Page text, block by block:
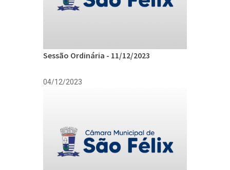
Sessão Ordinária - 11/12/2023
04/12/2023